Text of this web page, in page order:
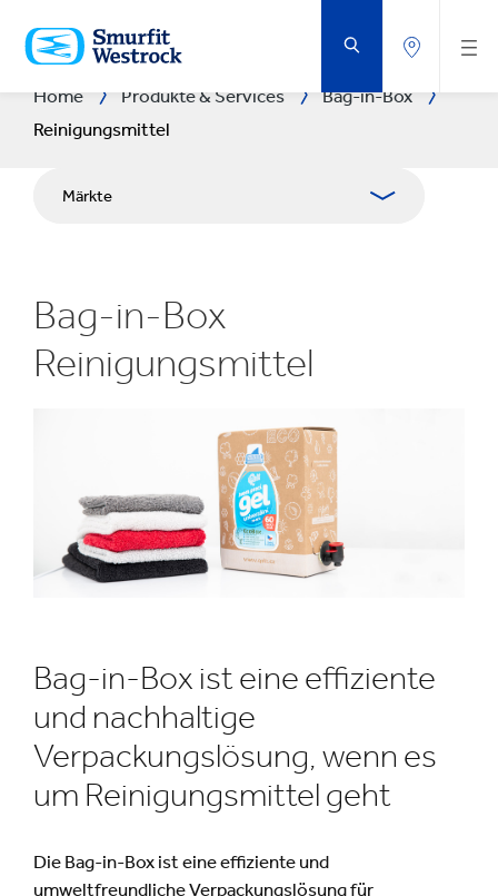
HAUPTINHALT
SPRINGEN
Home Produkte & Services
Bag-in-Box
Reinigungsmittel
Märkte
Bag-in-Box
Reinigungsmittel
Bag-in-Box ist eine effiziente
und nachhaltige
Verpackungslösung, wenn es
um Reinigungsmittel geht
Die Bag-in-Box ist eine effiziente und
umweltfreundliche Verpackungslösung für